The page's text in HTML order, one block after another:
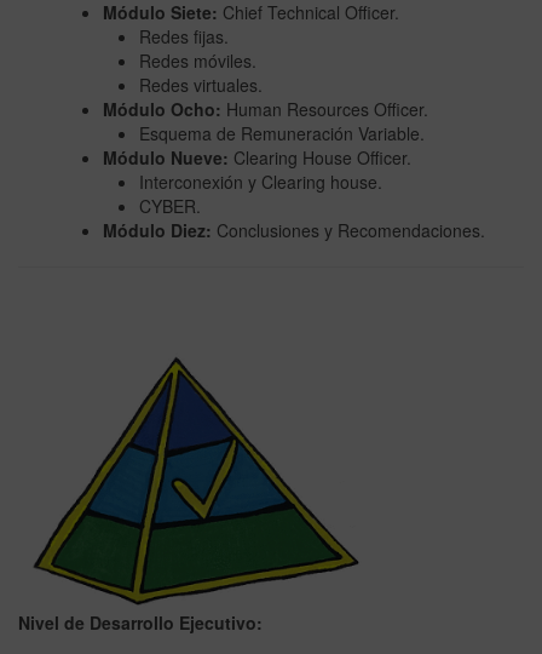
Módulo Siete: Chief Technical Officer.
Redes fijas.
Redes móviles.
Redes virtuales.
Módulo Ocho: Human Resources Officer.
Esquema de Remuneración Variable.
Módulo Nueve: Clearing House Officer.
Interconexión y Clearing house.
CYBER.
Módulo Diez: Conclusiones y Recomendaciones.
Nivel de Desarrollo Ejecutivo: